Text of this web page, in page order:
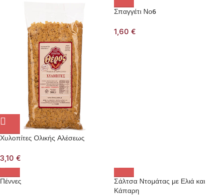
Χυλοπίτες Ολικής Αλέσεως
3,10 €
Σπαγγέτι Νο6
1,60 €
Πέννες
Σάλτσα Ντομάτας με Ελιά και
Κάπαρη